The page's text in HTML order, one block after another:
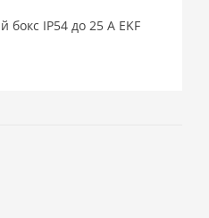
бокс IP54 до 25 А EKF